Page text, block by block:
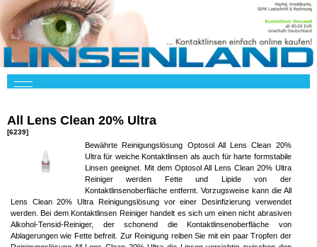
All Lens Clean 20% Ultra
[6239]
Bewährte Reinigungslösung Optosol All Lens Clean 20%
Ultra für weiche Kontaktlinsen als auch für harte formstabile
Linsen geeignet. Mit dem Optosol All Lens Clean 20% Ultra
Reiniger werden Fette und Lipide von der
Kontaktlinsenoberfläche entfernt. Vorzugsweise kann die All
Lens Clean 20% Ultra Reinigungslösung vor einer Desinfizierung verwendet
werden. Bei dem Kontaktlinsen Reiniger handelt es sich um einen nicht abrasiven
Alkohol-Tensid-Reiniger, der schonend die Kontaktlinsenoberfläche von
Ablagerungen wie Fette befreit. Zur Reinigung reiben Sie mit ein paar Tropfen der